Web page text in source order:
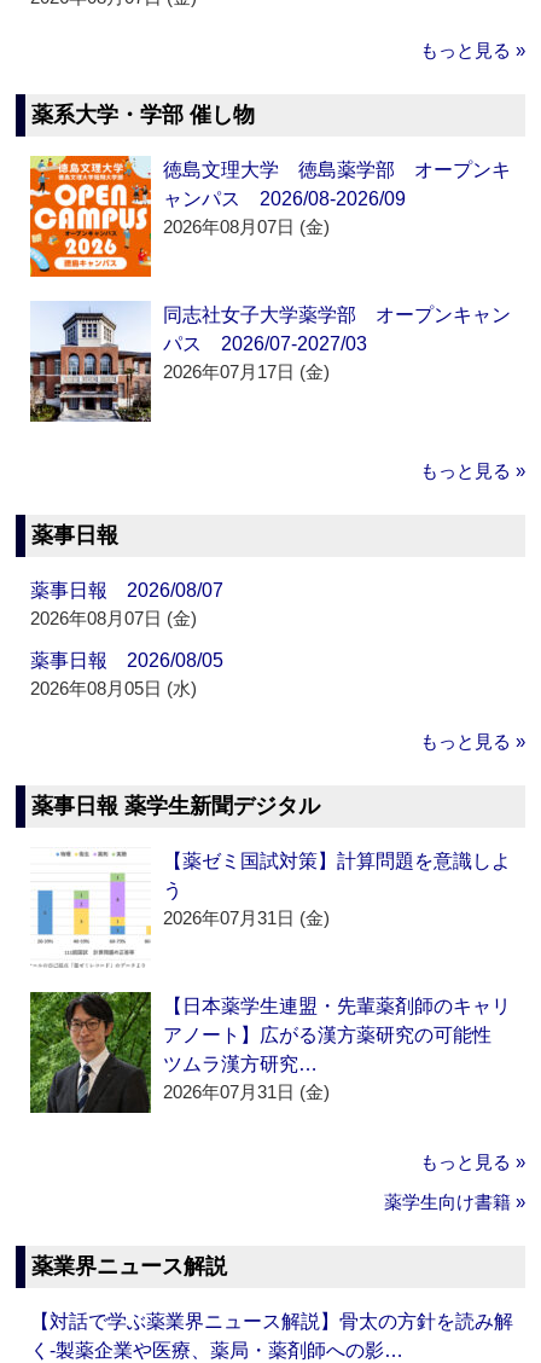
もっと見る »
薬系大学・学部 催し物
徳島文理大学 徳島薬学部 オープンキ
ャンパス 2026/08-2026/09
2026年08月07日 (金)
同志社女子大学薬学部 オープンキャン
パス 2026/07-2027/03
2026年07月17日 (金)
もっと見る »
薬事日報
薬事日報 2026/08/07
2026年08月07日 (金)
薬事日報 2026/08/05
2026年08月05日 (水)
もっと見る »
薬事日報 薬学生新聞デジタル
【薬ゼミ国試対策】計算問題を意識しよ
う
2026年07月31日 (金)
【日本薬学生連盟・先輩薬剤師のキャリ
アノート】広がる漢方薬研究の可能性
ツムラ漢方研究…
2026年07月31日 (金)
もっと見る »
薬学生向け書籍 »
薬業界ニュース解説
【対話で学ぶ薬業界ニュース解説】骨太の方針を読み解
く‐製薬企業や医療、薬局・薬剤師への影…